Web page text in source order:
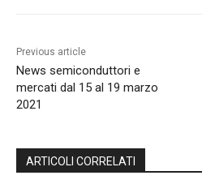
Previous article
News semiconduttori e
mercati dal 15 al 19 marzo
2021
ARTICOLI CORRELATI